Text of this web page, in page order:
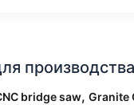
bridge saw, Granite